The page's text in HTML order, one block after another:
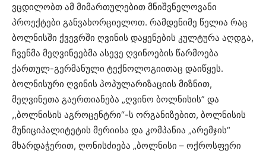
ვცდილობთ ამ მიმართულებით მნიშვნელოვანი
პროექტები განვახორციელოთ. რამდენიმე წელია რაც
ბოლნისში ქვევრში ღვინის დაყენების კულტურა აღდგა,
ჩვენმა მეღვინეებმა ასევე ღვინოების წარმოება
ქართულ-გერმანული ტექნოლოგიითაც დაიწყეს.
ბოლნისური ღვინის პოპულარიზაციის მიზნით,
მეღვინეთა გაერთიანება „ღვინო ბოლნისის” და
,,ბოლნისის აგროცენტრი“-ს ორგანიზებით, ბოლნისის
მუნიციპალიტეტის მერიისა და კომპანია „არემჯის“
მხარდაჭერით, ღონისძიება „ბოლნისი – ოქროსფერი